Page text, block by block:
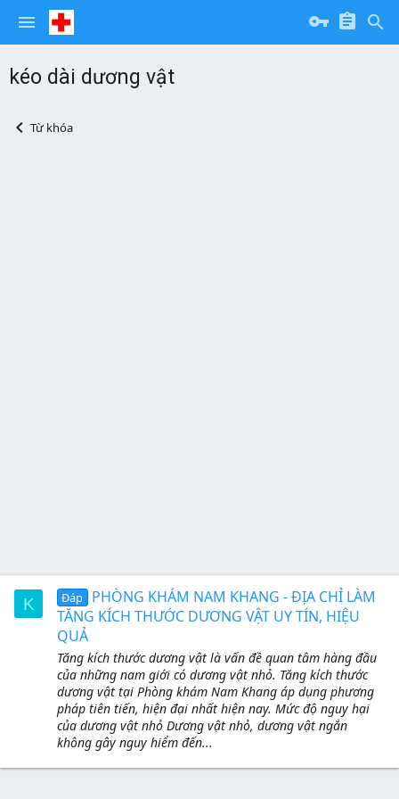
kéo dài dương vật
Từ khóa
K Đáp
PHÒNG KHÁM NAM KHANG - ĐỊA CHỈ LÀM
TĂNG KÍCH THƯỚC DƯƠNG VẬT UY TÍN, HIỆU
QUẢ
Tăng kích thước dương vật là vấn đề quan tâm hàng đầu
của những nam giới có dương vật nhỏ. Tăng kích thước
dương vật tại Phòng khám Nam Khang áp dụng phương
pháp tiên tiến, hiện đại nhất hiện nay. Mức độ nguy hại
của dương vật nhỏ Dương vật nhỏ, dương vật ngắn
không gây nguy hiểm đến...